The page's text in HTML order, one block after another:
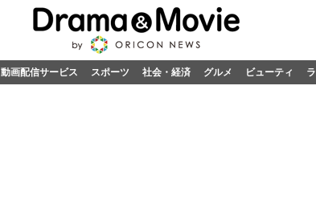
動画配信サービス スポーツ 社会・経済 グルメ ビューティ